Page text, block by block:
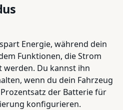
Energie, während dein
Funktionen, die Strom
Du kannst ihn
wenn du dein Fahrzeug
der Batterie für
konfigurieren.